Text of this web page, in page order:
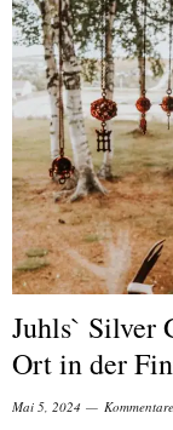
Juhls` Silver
Ort in der
Mai 5, 2024